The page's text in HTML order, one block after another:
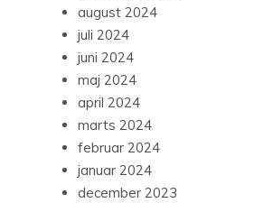
august 2024
juli 2024
juni 2024
maj 2024
april 2024
marts 2024
februar 2024
januar 2024
december 2023